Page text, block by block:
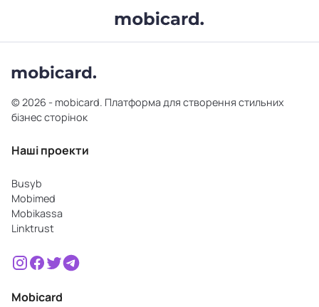
© 2026 - mobicard. Платформа для створення стильних
бізнес сторінок
Наші проекти
Busyb
Mobimed
Mobikassa
Linktrust
Mobicard